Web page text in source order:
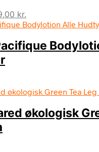
kr..
kr.
aktuelle
er:
99,00 kr..
økologisk